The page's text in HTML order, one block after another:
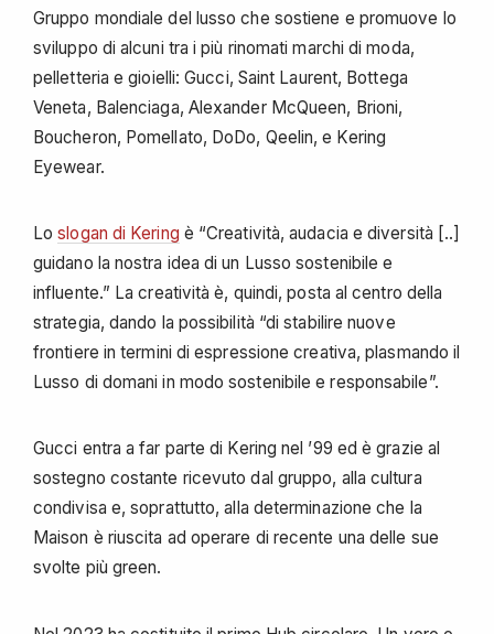
Gruppo mondiale del lusso che sostiene e promuove lo
sviluppo di alcuni tra i più rinomati marchi di moda,
pelletteria e gioielli: Gucci, Saint Laurent, Bottega
Veneta, Balenciaga, Alexander McQueen, Brioni,
Boucheron, Pomellato, DoDo, Qeelin, e Kering
Eyewear.
Loslogan di Kering è “Creatività, audacia e diversità [..]
guidano la nostra idea di un Lusso sostenibile e
influente.” La creatività è, quindi, posta al centro della
strategia, dando la possibilità “di stabilire nuove
frontiere in termini di espressione creativa, plasmando il
Lusso di domani in modo sostenibile e responsabile”.
Gucci entra a far parte di Kering nel ’99 ed è grazie al
sostegno costante ricevuto dal gruppo, alla cultura
condivisa e, soprattutto, alla determinazione che la
Maison è riuscita ad operare di recente una delle sue
svolte più green.